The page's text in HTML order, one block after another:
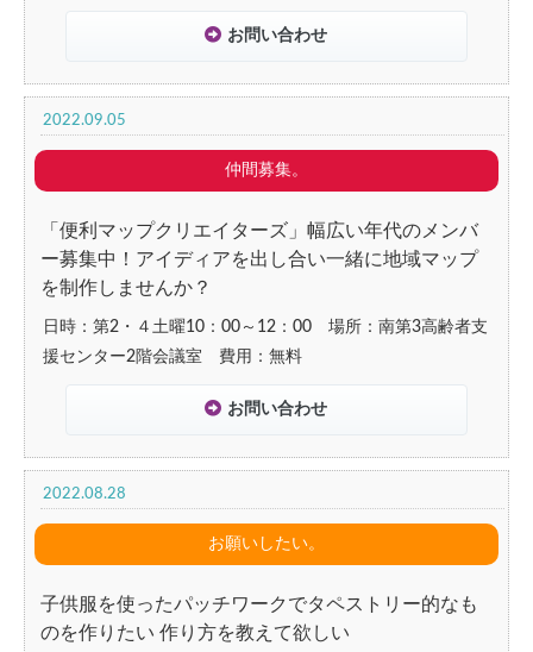
お問い合わせ
2022.09.05
仲間募集。
「便利マップクリエイターズ」幅広い年代のメンバ
ー募集中！アイディアを出し合い一緒に地域マップ
を制作しませんか？
日時：第2・４土曜10：00～12：00 場所：南第3高齢者支
援センター2階会議室 費用：無料
お問い合わせ
2022.08.28
お願いしたい。
子供服を使ったパッチワークでタペストリー的なも
のを作りたい 作り方を教えて欲しい